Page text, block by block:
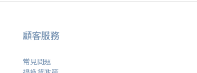
顧客服務
常見問題